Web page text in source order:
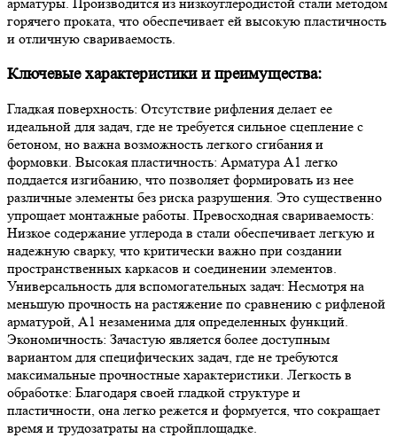
горячего проката, что обеспечивает ей высокую пластичность
и отличную свариваемость.
Ключевые характеристики и преимущества:
Гладкая поверхность: Отсутствие рифления делает ее
идеальной для задач, где не требуется сильное сцепление с
бетоном, но важна возможность легкого сгибания и
формовки. Высокая пластичность: Арматура А1 легко
поддается изгибанию, что позволяет формировать из нее
различные элементы без риска разрушения. Это существенно
упрощает монтажные работы. Превосходная свариваемость:
Низкое содержание углерода в стали обеспечивает легкую и
надежную сварку, что критически важно при создании
пространственных каркасов и соединении элементов.
Универсальность для вспомогательных задач: Несмотря на
меньшую прочность на растяжение по сравнению с рифленой
арматурой, А1 незаменима для определенных функций.
Экономичность: Зачастую является более доступным
вариантом для специфических задач, где не требуются
максимальные прочностные характеристики. Легкость в
обработке: Благодаря своей гладкой структуре и
пластичности, она легко режется и формуется, что сокращает
время и трудозатраты на стройплощадке.